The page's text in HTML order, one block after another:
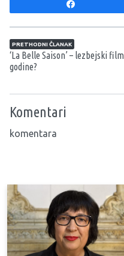
Navigacija članaka
PRETHODNI ČLANAK
‘La Belle Saison’ – lezbejski film
godine?
Komentari
komentara